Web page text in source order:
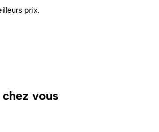
prix.
vous